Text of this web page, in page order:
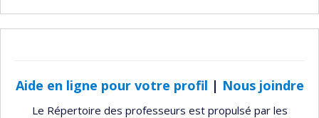
Aide en ligne pour votre profil | Nous joindre
Le Répertoire des professeurs est propulsé par les